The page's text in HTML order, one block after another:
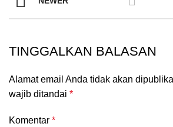
TINGGALKAN BALASAN
Alamat email Anda tidak akan
wajib ditandai *
Komentar *